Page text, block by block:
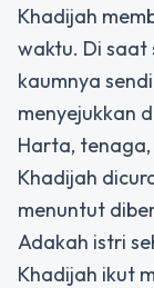
Khadijah
waktu. Di saat
kaumnya
menyejukkan
Harta, tenaga,
Khadijah
menuntut
Adakah istri
Khadijah ikut